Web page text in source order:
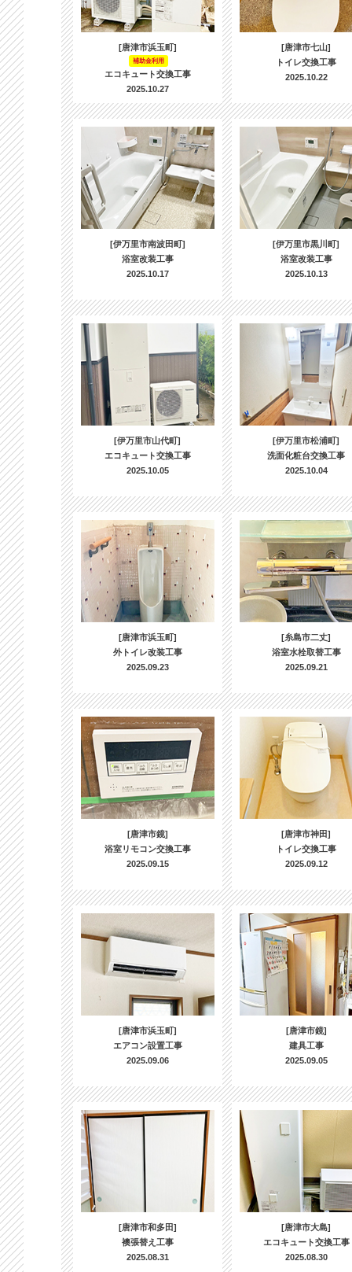
[唐津市浜玉町]
補助金利用
エコキュート交換工事
2025.10.27
[唐津市七山]
トイレ交換工事
2025.10.22
[伊万里市南波田町]
浴室改装工事
2025.10.17
[伊万里市黒川町]
浴室改装工事
2025.10.13
[伊万里市山代町]
エコキュート交換工事
2025.10.05
[伊万里市松浦町]
洗面化粧台交換工事
2025.10.04
[唐津市浜玉町]
外トイレ改装工事
2025.09.23
[糸島市二丈]
浴室水栓取替工事
2025.09.21
[唐津市鏡]
浴室リモコン交換工事
2025.09.15
[唐津市神田]
トイレ交換工事
2025.09.12
[唐津市浜玉町]
エアコン設置工事
2025.09.06
[唐津市鏡]
建具工事
2025.09.05
[唐津市和多田]
襖張替え工事
2025.08.31
[唐津市大島]
エコキュート交換工事
2025.08.30